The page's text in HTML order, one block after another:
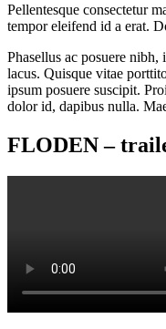
Pellentesque consectetur
tempor eleifend id a erat.
Phasellus ac posuere
lacus. Quisque vitae
ipsum posuere suscipit.
dolor id, dapibus nulla.
FLODEN –